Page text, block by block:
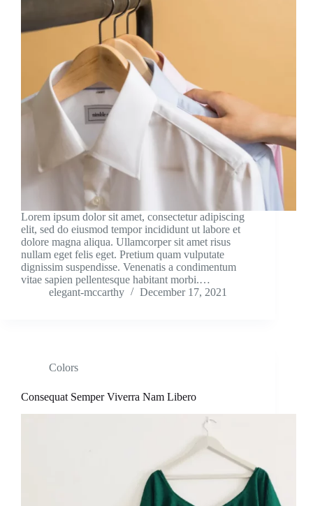
Lorem ipsum dolor sit amet, consectetur adipiscing
elit, sed do eiusmod tempor incididunt ut labore et
dolore magna aliqua. Ullamcorper sit amet risus
nullam eget felis eget. Pretium quam vulputate
dignissim suspendisse. Venenatis a condimentum
vitae sapien pellentesque habitant morbi.…
elegant-mccarthy
December 17, 2021
Colors
Consequat Semper Viverra Nam Libero